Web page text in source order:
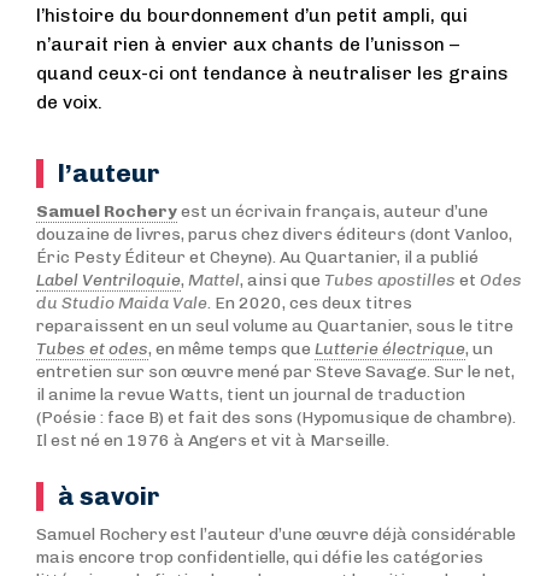
l’histoire du bourdonnement d’un petit ampli, qui
n’aurait rien à envier aux chants de l’unisson –
quand ceux-ci ont tendance à neutraliser les grains
de voix.
l’auteur
Samuel Rocheryest un écrivain français, auteur d’une
douzaine de livres, parus chez divers éditeurs (dont Vanloo,
Éric Pesty Éditeur et Cheyne). Au Quartanier, il a publié
Label Ventriloquie, Mattel, ainsi que Tubes apostilles et Odes
du Studio Maida Vale. En 2020, ces deux titres
reparaissent en un seul volume au Quartanier, sous le titre
Tubes et odes, en même temps que Lutterie électrique, un
entretien sur son œuvre mené par Steve Savage. Sur le net,
il anime la revue Watts, tient un journal de traduction
(Poésie : face B) et fait des sons (Hypomusique de chambre).
Il est né en 1976 à Angers et vit à Marseille.
à savoir
Samuel Rochery est l’auteur d’une œuvre déjà considérable
mais encore trop confidentielle, qui défie les catégories